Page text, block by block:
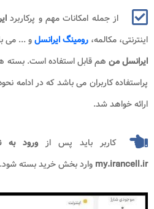
از جمله امکانات مهم و پرکاربرد
اینترنتی، مکالمه، رومینگ ایرانسلو ... می
ایرانسل من هم قابل استفاده است. بسته
پراستفاده کاربران می باشد که در ادامه
ارائه خواهد شد.
کاربر باید پس از ورود
my.irancell.ir وارد بخش خرید بسته شود.